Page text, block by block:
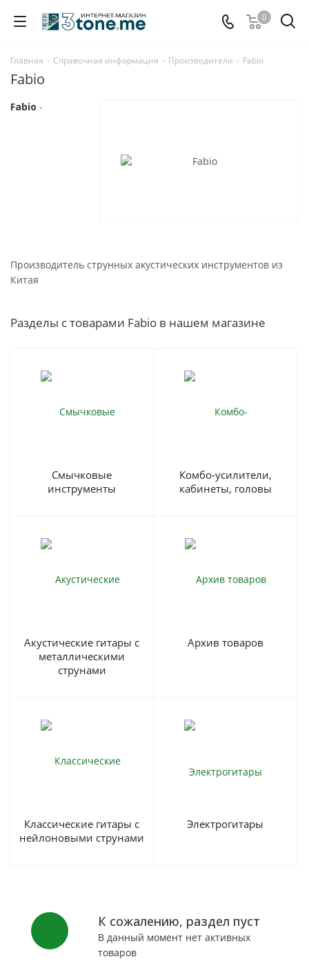
0
Главная - Справочная информация - Производители - Fabio
Fabio
Fabio -
Производитель струнных акустических инструментов из
Китая
Разделы с товарами Fabio в нашем магазине
Смычковые
инструменты
Комбо-усилители,
кабинеты, головы
Акустические гитары с
металлическими
струнами
Архив товаров
Классические гитары с
нейлоновыми струнами
Электрогитары
К сожалению, раздел пуст
В данный момент нет активных
товаров